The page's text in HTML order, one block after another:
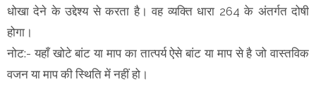
धोखा देने के उद्देश्य से करता है। वह व्यक्ति धारा 264 के अंतर्गत दोषी
होगा।
नोट:- यहाँ खोटे बांट या माप का तात्पर्य ऐसे बांट या माप से है जो वास्तविक
वजन या माप की स्थिति में नहीं हो।